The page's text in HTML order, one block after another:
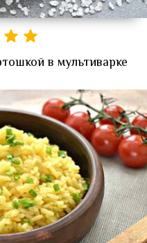
в мультиварке